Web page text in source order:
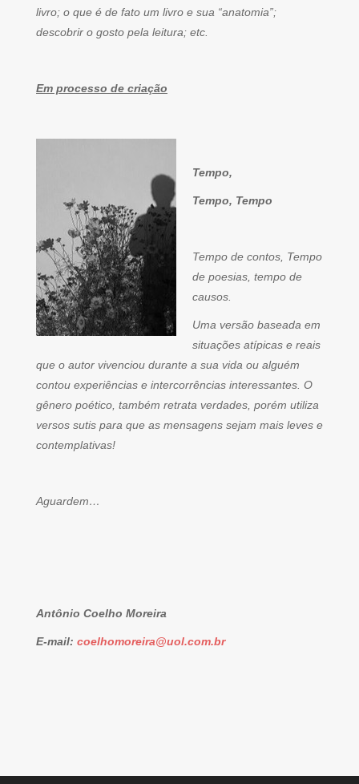
livro; o que é de fato um livro e sua “anatomia”;
descobrir o gosto pela leitura; etc.
Em processo de criação
Tempo,
Tempo, Tempo
Tempo de contos, Tempo
de poesias, tempo de
causos.
Uma versão baseada em
situações atípicas e reais
que o autor vivenciou durante a sua vida ou alguém
contou experiências e intercorrências interessantes. O
gênero poético, também retrata verdades, porém utiliza
versos sutis para que as mensagens sejam mais leves e
contemplativas!
Aguardem…
Antônio Coelho Moreira
E-mail: coelhomoreira@uol.com.br